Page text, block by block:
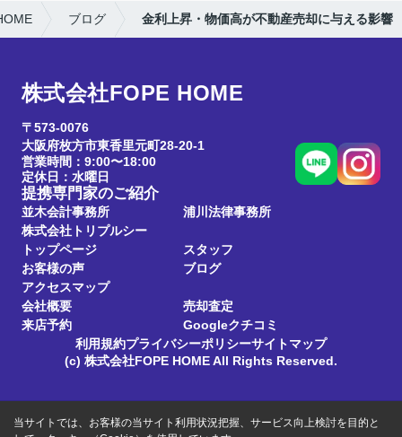
ブログ 金利上昇・物価高が不動産売却に与える影響
株式会社FOPE HOME
〒573-0076
大阪府枚方市東香里元町28-20-1
営業時間：9:00〜18:00
定休日：水曜日
提携専門家のご紹介
並木会計事務所
浦川法律事務所
株式会社トリプルシー
トップページ
スタッフ
お客様の声
ブログ
アクセスマップ
会社概要
売却査定
来店予約
Googleクチコミ
利用規約プライバシーポリシーサイトマップ
(c) 株式会社FOPE HOME All Rights Reserved.
当サイトでは、お客様の当サイト利用状況把握、サービス向上検討を目的と